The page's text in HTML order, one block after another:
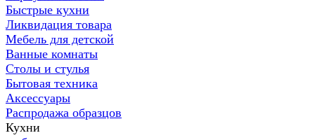
Быстрые кухни
Ликвидация товара
Мебель для детской
Ванные комнаты
Столы и стулья
Бытовая техника
Аксессуары
Распродажа образцов
Кухни